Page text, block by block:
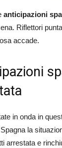
anticipazioni
Riflettori
accade.
in onda in
la
arrestata e